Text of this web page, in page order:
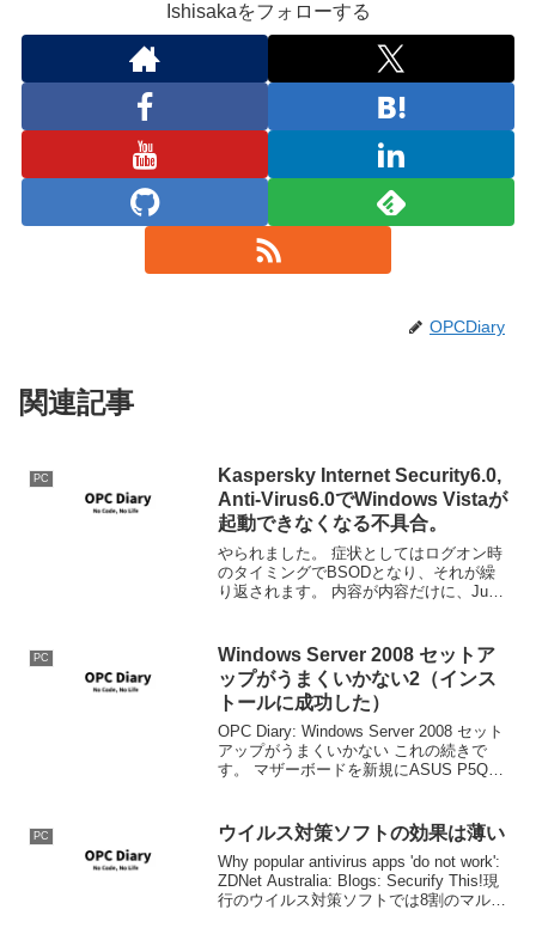
Ishisakaをフォローする
OPCDiary
関連記事
PC
Kaspersky Internet Security6.0,
Anti-Virus6.0でWindows Vistaが
起動できなくなる不具合。
やられました。 症状としてはログオン時
のタイミングでBSODとなり、それが繰
り返されます。 内容が内容だけに、Just
順を以下に引用します。 2007/08/...
PC
Windows Server 2008 セットア
ップがうまくいかない2（インス
トールに成功した）
OPC Diary: Windows Server 2008 セット
アップがうまくいかない これの続きで
す。 マザーボードを新規にASUS P5Qに
ろマザー故障の可能...
PC ウイルス対策ソフトの効果は薄い
Why popular antivirus apps 'do not work':
ZDNet Australia: Blogs: Securify This!現
行のウイルス対策ソフトでは8割のマルウ